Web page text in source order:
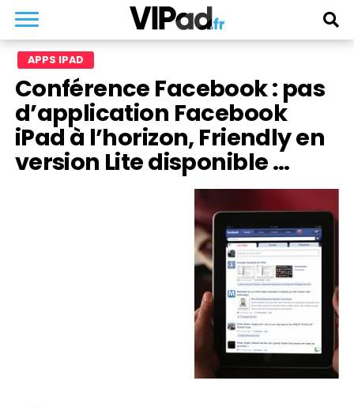
APPS IPAD
Conférence Facebook : pas
d’application Facebook
iPad à l’horizon, Friendly en
version Lite disponible …